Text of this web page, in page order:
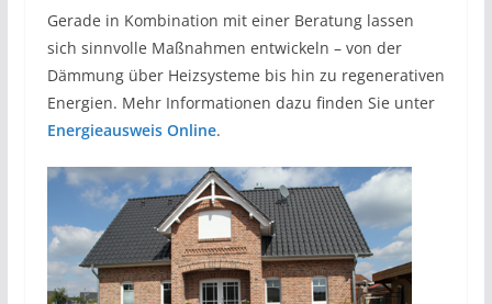
Gerade in Kombination mit einer Beratung lassen
sich sinnvolle Maßnahmen entwickeln – von der
Dämmung über Heizsysteme bis hin zu regenerativen
Energien. Mehr Informationen dazu finden Sie unter
Energieausweis Online.